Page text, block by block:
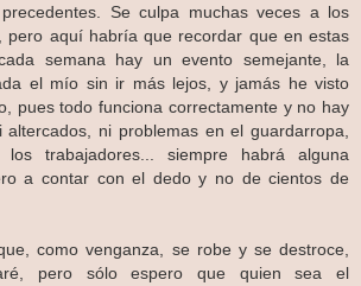
Se culpa muchas veces a los
pero aquí habría que recordar que en estas
semana hay un evento semejante, la
el mío sin ir más lejos, y jamás he visto
pues todo funciona correctamente y no hay
altercados, ni problemas en el guardarropa,
trabajadores... siempre habrá alguna
a contar con el dedo y no de cientos de
como venganza, se robe y se destroce,
pero sólo espero que quien sea el